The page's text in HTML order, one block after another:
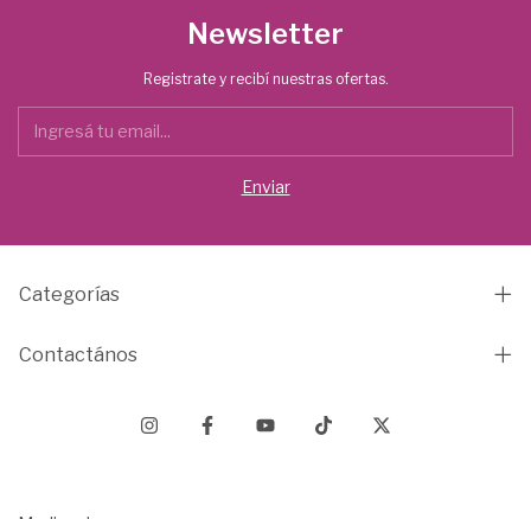
Newsletter
Registrate y recibí nuestras ofertas.
Categorías
Contactános